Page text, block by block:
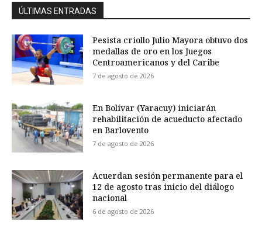
ÚLTIMAS ENTRADAS
Pesista criollo Julio Mayora obtuvo dos
medallas de oro en los Juegos
Centroamericanos y del Caribe
7 de agosto de 2026
En Bolívar (Yaracuy) iniciarán
rehabilitación de acueducto afectado
en Barlovento
7 de agosto de 2026
Acuerdan sesión permanente para el
12 de agosto tras inicio del diálogo
nacional
6 de agosto de 2026